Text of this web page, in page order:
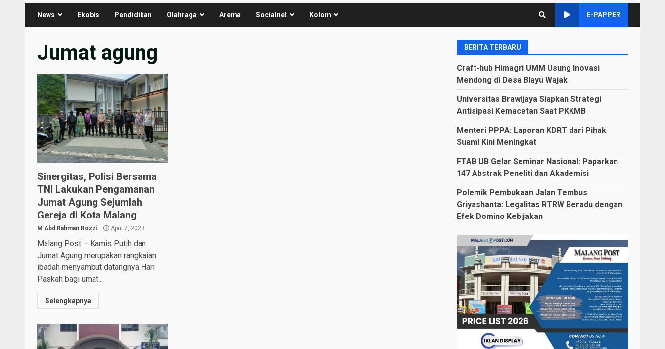
News Ekobis Pendidikan Olahraga Arema Socialnet Kolom E-PAPPER
Jumat agung
Sinergitas, Polisi Bersama
TNI Lakukan Pengamanan
Jumat Agung Sejumlah
Gereja di Kota Malang
M Abd Rahman Rozzi April 7, 2023
Malang Post – Kamis Putih dan
Jumat Agung merupakan rangkaian
ibadah menyambut datangnya Hari
Paskah bagi umat...
Selengkapnya
BERITA TERBARU
Craft-hub Himagri UMM Usung Inovasi
Mendong di Desa Blayu Wajak
Universitas Brawijaya Siapkan Strategi
Antisipasi Kemacetan Saat PKKMB
Menteri PPPA: Laporan KDRT dari Pihak
Suami Kini Meningkat
FTAB UB Gelar Seminar Nasional: Paparkan
147 Abstrak Peneliti dan Akademisi
Polemik Pembukaan Jalan Tembus
Griyashanta: Legalitas RTRW Beradu dengan
Efek Domino Kebijakan